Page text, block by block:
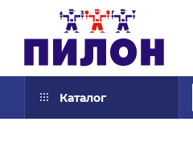
Каталог